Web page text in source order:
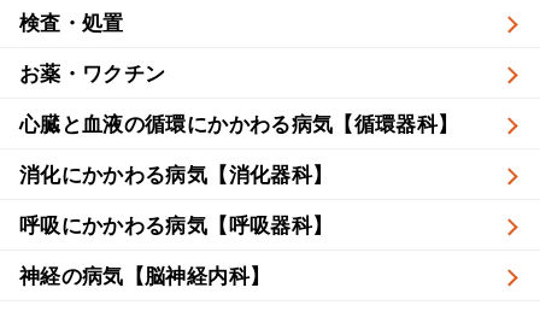
検査・処置
お薬・ワクチン
心臓と血液の循環にかかわる病気【循環器科】
消化にかかわる病気【消化器科】
呼吸にかかわる病気【呼吸器科】
神経の病気【脳神経内科】